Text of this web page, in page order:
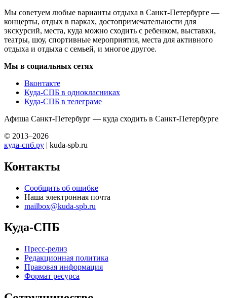
Мы советуем любые варианты отдыха в Санкт-Петербурге —
концерты, отдых в парках, достопримечательности для
экскурсий, места, куда можно сходить с ребенком, выставки,
театры, шоу, спортивные мероприятия, места для активного
отдыха и отдыха с семьей, и многое другое.
Мы в социальных сетях
Вконтакте
Куда-СПБ в однокласниках
Куда-СПБ в телеграме
Афиша Санкт-Петербург — куда сходить в Санкт-Петербурге
© 2013–2026
куда-спб.ру | kuda-spb.ru
Контакты
Сообщить об ошибке
Наша электронная почта
mailbox@kuda-spb.ru
Куда-СПБ
Пресс-релиз
Редакционная политика
Правовая информация
Формат ресурса